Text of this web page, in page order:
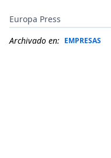
Europa Press
Archivado en: EMPRESAS